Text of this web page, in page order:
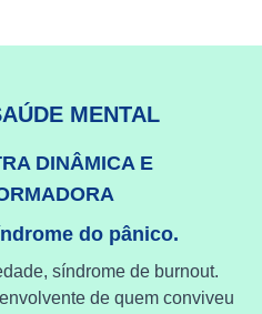
MENTAL
DINÂMICA E
do pânico.
síndrome de burnout.
de quem conviveu